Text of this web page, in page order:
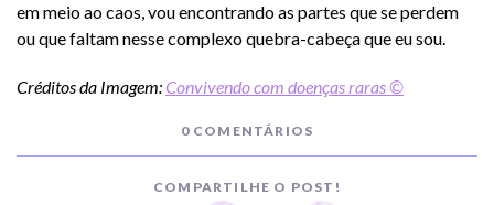
em meio ao caos, vou encontrando as partes que se perdem
ou que faltam nesse complexo quebra-cabeça que eu sou.
Créditos da Imagem:Convivendo com doenças raras ©
0 COMENTÁRIOS
COMPARTILHE O POST!